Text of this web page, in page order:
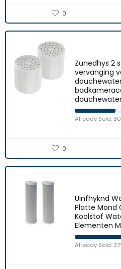
0
Zunedhys 2
vervanging
Already Sold:
0
Uinfhyknd
Platte Mond
Koolstof
Elementen
Already Sold: